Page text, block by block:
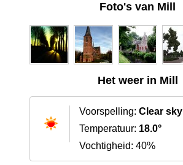
Foto's van Mill
Het weer in Mill
Voorspelling: Clear sky
Temperatuur: 18.0°
Vochtigheid: 40%